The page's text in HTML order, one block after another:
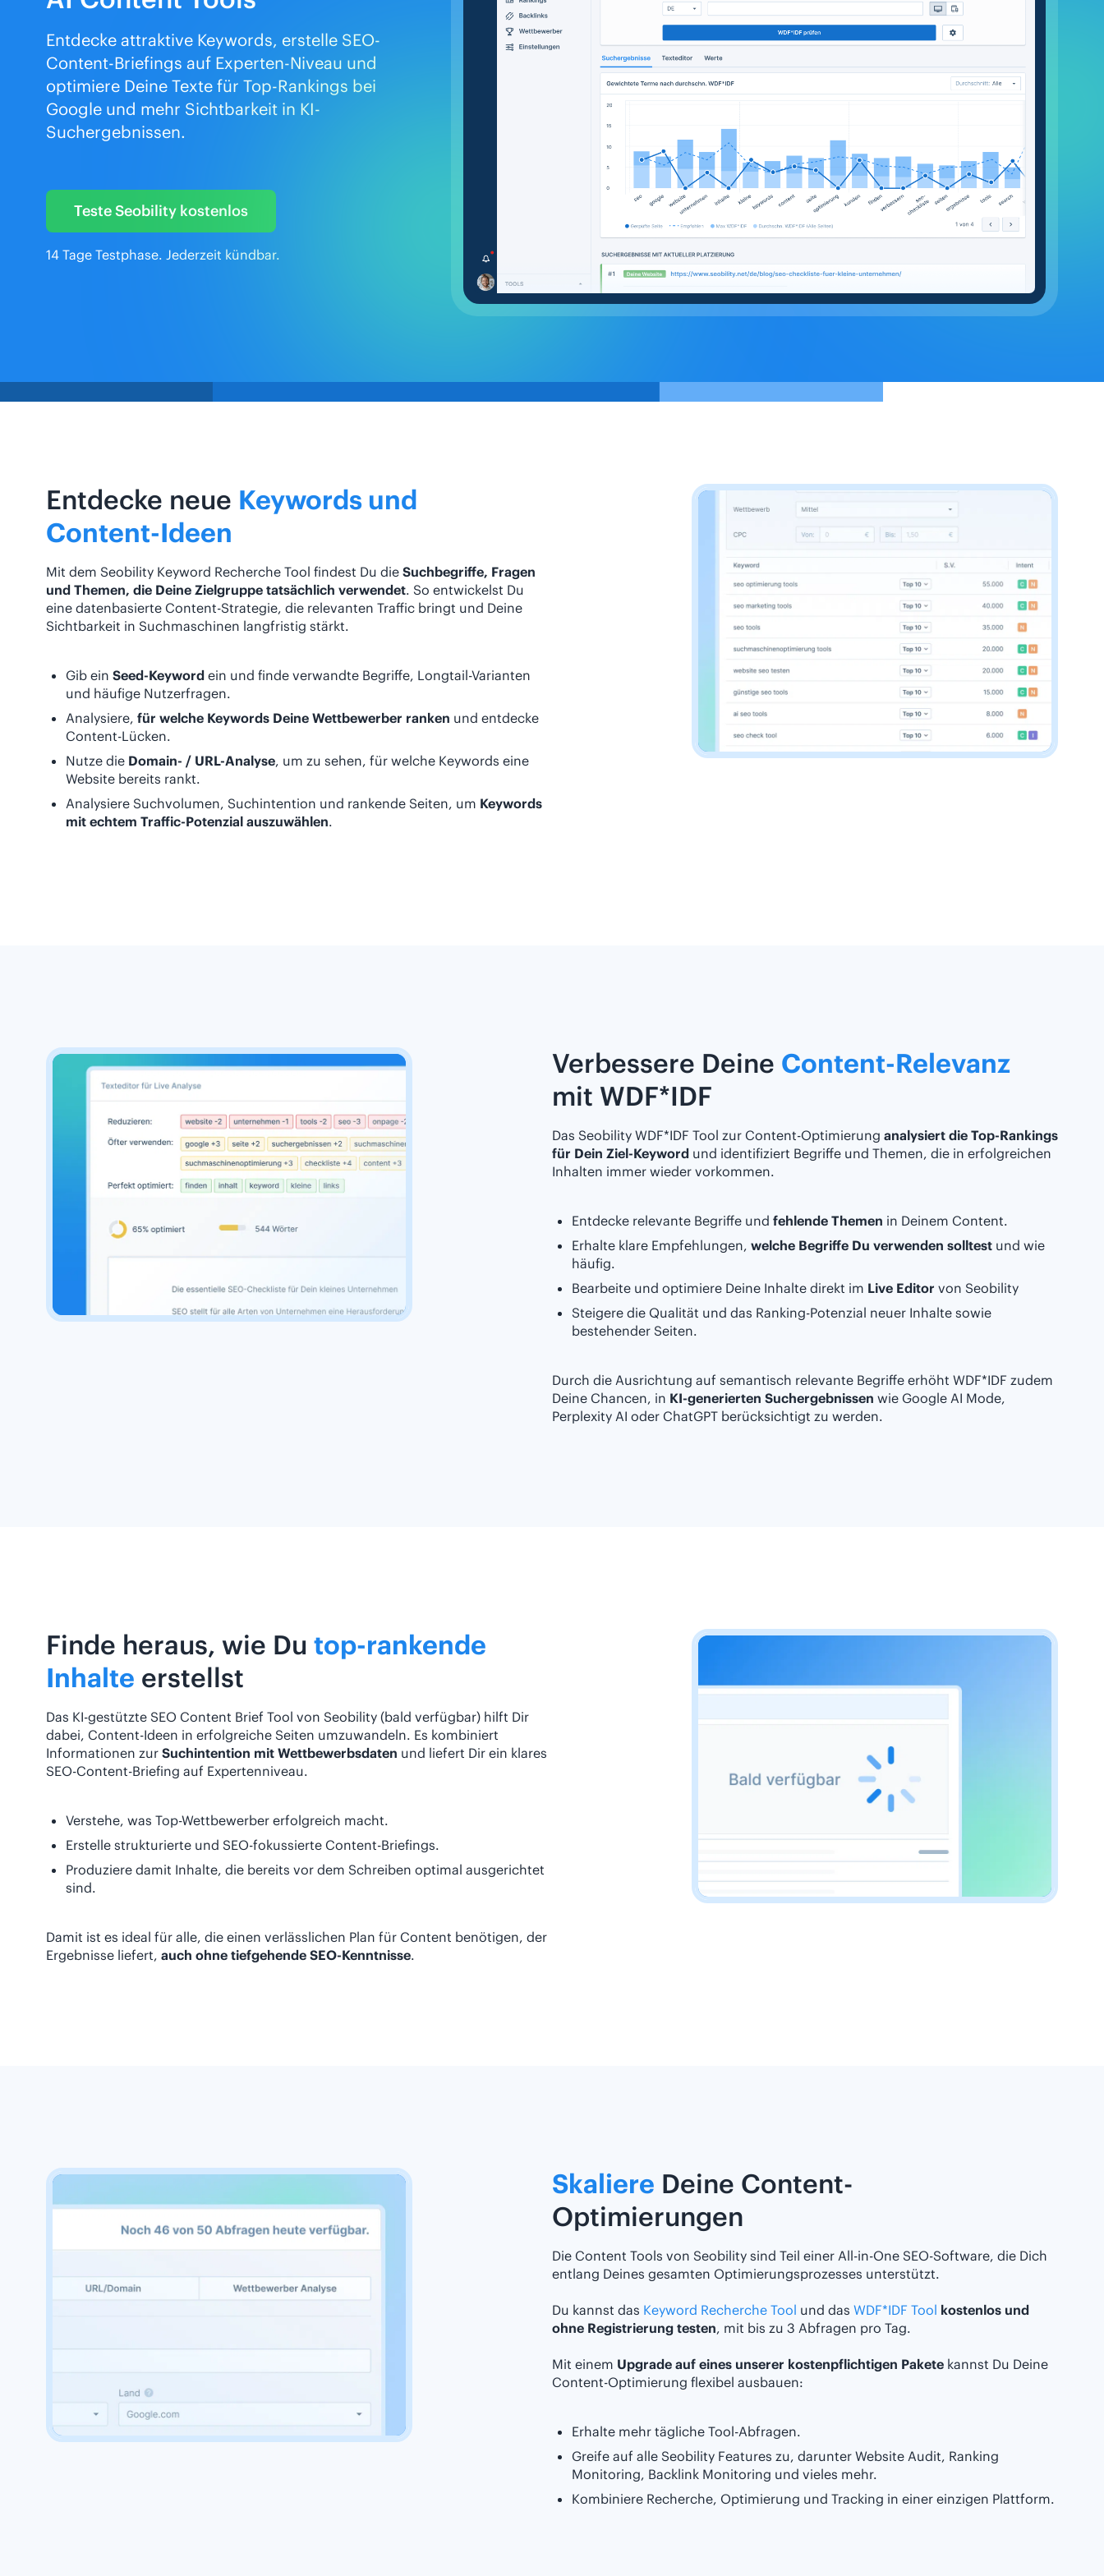
Entdecke attraktive Keywords, erstelle SEO-
Content-Briefings auf Experten-Niveau und
optimiere Deine Texte für Top-Rankings bei
Google und mehr Sichtbarkeit in KI-
Suchergebnissen.
Teste Seobility kostenlos
14 Tage Testphase. Jederzeit kündbar.
Entdecke neue Keywords und
Content-Ideen
Mit dem Seobility Keyword Recherche Tool findest Du die Suchbegriffe, Fragen
und Themen, die Deine Zielgruppe tatsächlich verwendet. So entwickelst Du
eine datenbasierte Content-Strategie, die relevanten Traffic bringt und Deine
Sichtbarkeit in Suchmaschinen langfristig stärkt.
Gib ein Seed-Keyword ein und finde verwandte Begriffe, Longtail-Varianten
und häufige Nutzerfragen.
Analysiere, für welche Keywords Deine Wettbewerber ranken und entdecke
Content-Lücken.
Nutze die Domain- / URL-Analyse, um zu sehen, für welche Keywords eine
Website bereits rankt.
Analysiere Suchvolumen, Suchintention und rankende Seiten, um Keywords
mit echtem Traffic-Potenzial auszuwählen.
Verbessere Deine Content-Relevanz
mit WDF*IDF
Das Seobility WDF*IDF Tool zur Content-Optimierung analysiert die Top-Rankings
für Dein Ziel-Keyword und identifiziert Begriffe und Themen, die in erfolgreichen
Inhalten immer wieder vorkommen.
Entdecke relevante Begriffe und fehlende Themen in Deinem Content.
Erhalte klare Empfehlungen, welche Begriffe Du verwenden solltest und wie
häufig.
Bearbeite und optimiere Deine Inhalte direkt im Live Editor von Seobility
Steigere die Qualität und das Ranking-Potenzial neuer Inhalte sowie
bestehender Seiten.
Durch die Ausrichtung auf semantisch relevante Begriffe erhöht WDF*IDF zudem
Deine Chancen, in KI-generierten Suchergebnissen wie Google AI Mode,
Perplexity AI oder ChatGPT berücksichtigt zu werden.
Finde heraus, wie Du top-rankende
Inhalte erstellst
Das KI-gestützte SEO Content Brief Tool von Seobility (bald verfügbar) hilft Dir
dabei, Content-Ideen in erfolgreiche Seiten umzuwandeln. Es kombiniert
Informationen zur Suchintention mit Wettbewerbsdaten und liefert Dir ein klares
SEO-Content-Briefing auf Expertenniveau.
Verstehe, was Top-Wettbewerber erfolgreich macht.
Erstelle strukturierte und SEO-fokussierte Content-Briefings.
Produziere damit Inhalte, die bereits vor dem Schreiben optimal ausgerichtet
sind.
Damit ist es ideal für alle, die einen verlässlichen Plan für Content benötigen, der
Ergebnisse liefert, auch ohne tiefgehende SEO-Kenntnisse.
Skaliere Deine Content-
Optimierungen
Die Content Tools von Seobility sind Teil einer All-in-One SEO-Software, die Dich
entlang Deines gesamten Optimierungsprozesses unterstützt.
Du kannst das Keyword Recherche Tool und das WDF*IDF Tool kostenlos und
ohne Registrierung testen, mit bis zu 3 Abfragen pro Tag.
Mit einem Upgrade auf eines unserer kostenpflichtigen Pakete kannst Du Deine
Content-Optimierung flexibel ausbauen:
Erhalte mehr tägliche Tool-Abfragen.
Greife auf alle Seobility Features zu, darunter Website Audit, Ranking
Monitoring, Backlink Monitoring und vieles mehr.
Kombiniere Recherche, Optimierung und Tracking in einer einzigen Plattform.